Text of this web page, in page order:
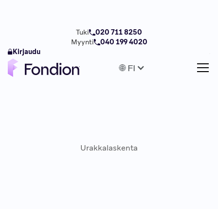
🌐 FI
Tuki
020 711 8250
Myynti
040 199 4020
Kirjaudu
Urakkalaskenta